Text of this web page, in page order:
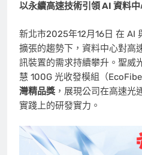
以永續高速技術引領 AI 資料
新北市2025年12月16日 在 AI
擴張的趨勢下，資料中心對高
訊裝置的需求持續攀升。聖威
慧 100G 光收發模組（
灣精品獎 ，展現公司在高速光
實踐上的研發實力。